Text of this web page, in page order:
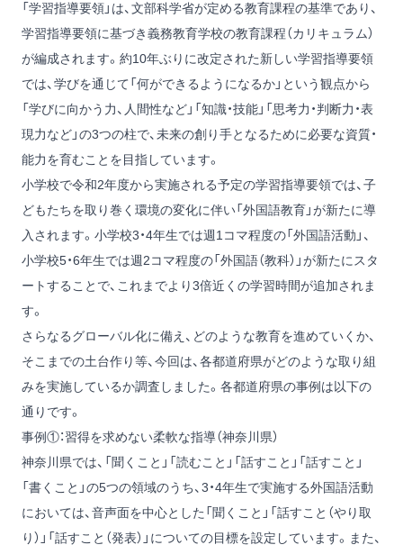
「学習指導要領」は、文部科学省が定める教育課程の基準であり、
学習指導要領に基づき義務教育学校の教育課程（カリキュラム）
が編成されます。約10年ぶりに改定された新しい学習指導要領
では、学びを通じて「何ができるようになるか」という観点から
「学びに向かう力、人間性など」「知識・技能」「思考力・判断力・表
現力など」の3つの柱で、未来の創り手となるために必要な資質・
能力を育むことを目指しています。
小学校で令和2年度から実施される予定の学習指導要領では、子
どもたちを取り巻く環境の変化に伴い「外国語教育」が新たに導
入されます。小学校3・4年生では週1コマ程度の「外国語活動」、
小学校5・6年生では週2コマ程度の「外国語（教科）」が新たにスタ
ートすることで、これまでより3倍近くの学習時間が追加されま
す。
さらなるグローバル化に備え、どのような教育を進めていくか、
そこまでの土台作り等、今回は、各都道府県がどのような取り組
みを実施しているか調査しました。各都道府県の事例は以下の
通りです。
事例①：習得を求めない柔軟な指導（神奈川県）
神奈川県では、「聞くこと」「読むこと」「話すこと」「話すこと」
「書くこと」の5つの領域のうち、3・4年生で実施する外国語活動
においては、音声面を中心とした「聞くこと」「話すこと（やり取
り）」「話すこと（発表）」についての目標を設定しています。また、